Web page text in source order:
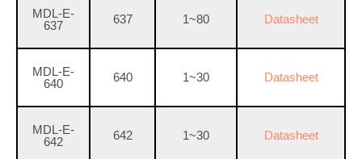
MDL-E-
637
637 1~80 Datasheet
MDL-E-
640
640 1~30 Datasheet
MDL-E-
642
642 1~30 Datasheet